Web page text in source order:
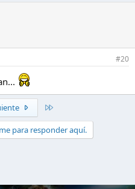
#20
para responder aquí.